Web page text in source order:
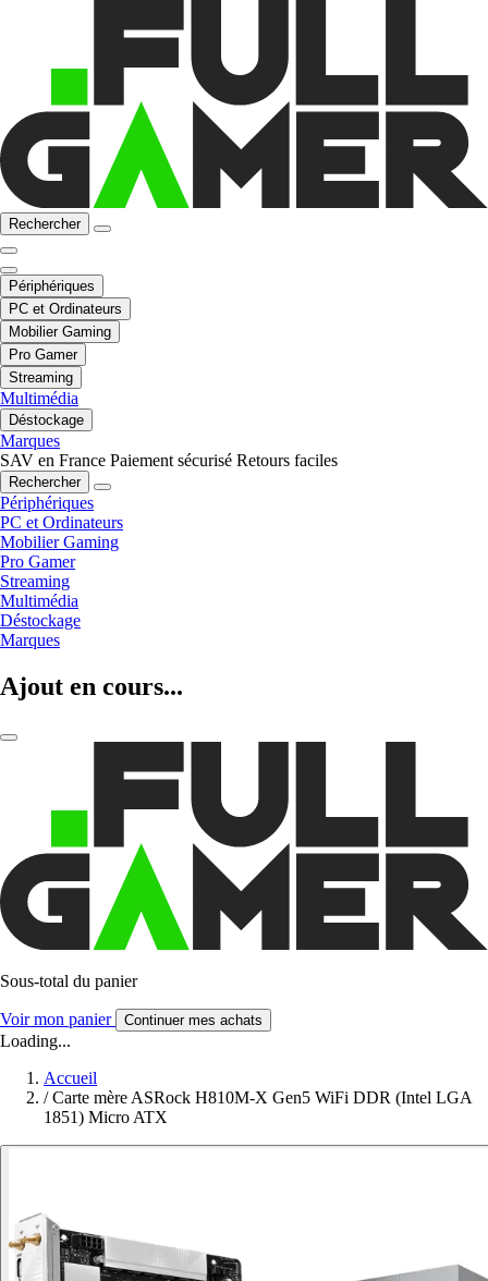
Rechercher
Périphériques
PC et Ordinateurs
Mobilier Gaming
Pro Gamer
Streaming
Multimédia
Déstockage
Marques
SAV en France Paiement sécurisé Retours faciles
Rechercher
Périphériques
PC et Ordinateurs
Mobilier Gaming
Pro Gamer
Streaming
Multimédia
Déstockage
Marques
Ajout en cours...
Sous-total du panier
Voir mon panier Continuer mes achats
Loading...
Accueil
/ Carte mère ASRock H810M-X Gen5 WiFi DDR (Intel LGA
1851) Micro ATX